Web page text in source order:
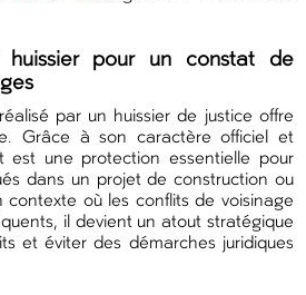
pour un constat de
par un huissier de justice offre
Grâce à son caractère officiel et
est une protection essentielle pour
dans un projet de construction ou
contexte où les conflits de voisinage
il devient un atout stratégique
et éviter des démarches juridiques